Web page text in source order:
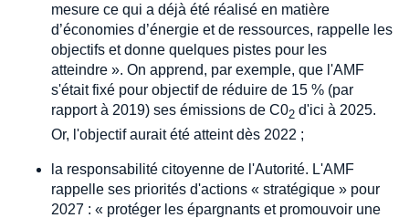
mesure ce qui a déjà été réalisé en matière
d’économies d’énergie et de ressources, rappelle les
objectifs et donne quelques pistes pour les
atteindre ». On apprend, par exemple, que l'AMF
s'était fixé pour objectif de réduire de 15 % (par
rapport à 2019) ses émissions de C02 d'ici à 2025.
Or, l'objectif aurait été atteint dès 2022 ;
la responsabilité citoyenne de l'Autorité. L'AMF
rappelle ses priorités d'actions « stratégique » pour
2027 : « protéger les épargnants et promouvoir une